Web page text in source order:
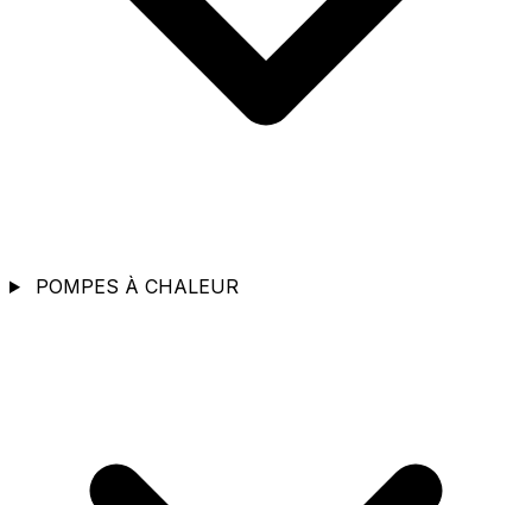
POMPES À CHALEUR